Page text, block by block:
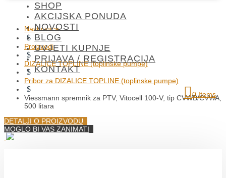
SHOP
AKCIJSKA PONUDA
NOVOSTI
BLOG
UVJETI KUPNJE
PRIJAVA / REGISTRACIJA
KONTAKT
0 Items
Naslovnica
$
Proizvodi
$
DIZALICE TOPLINE (toplinske pumpe)
$
Pribor za DIZALICE TOPLINE (toplinske pumpe)
$
Viessmann spremnik za PTV, Vitocell 100-V, tip CVWB/CVWA,
500 litara
DETALJI O PROIZVODU
MOGLO BI VAS ZANIMATI